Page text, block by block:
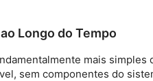
Longo do Tempo
mais
sem componentes do